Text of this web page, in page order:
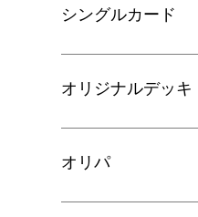
シングルカード
オリジナルデッキ
オリパ